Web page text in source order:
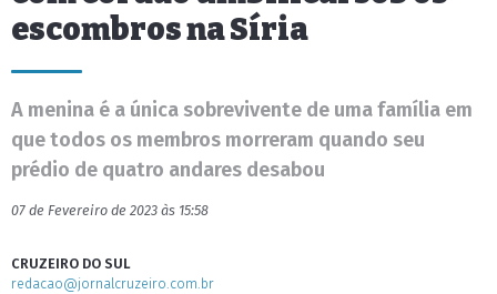
escombros na Síria
A menina é a única sobrevivente de uma família em
que todos os membros morreram quando seu
prédio de quatro andares desabou
07 de Fevereiro de 2023 às 15:58
CRUZEIRO DO SUL
redacao@jornalcruzeiro.com.br